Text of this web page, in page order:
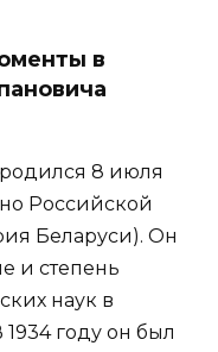
в
8 июля
Российской
Беларуси). Он
и степень
наук в
году он был